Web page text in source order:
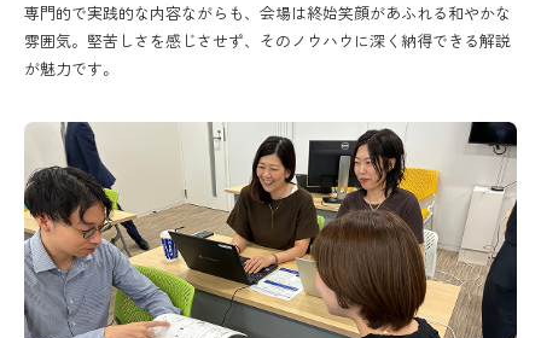
専門的で実践的な内容ながらも、会場は終始笑顔があふれる和やかな
雰囲気。堅苦しさを感じさせず、そのノウハウに深く納得できる解説
が魅力です。